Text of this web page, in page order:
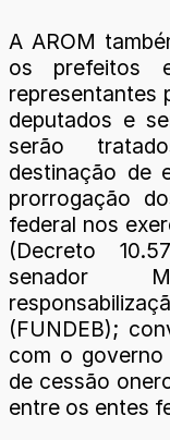
A AROM
os prefeitos
representantes
deputados e
serão
destinação de
prorrogação
federal nos
(Decreto
senador
(FUNDEB);
com o
de cessão
entre os entes